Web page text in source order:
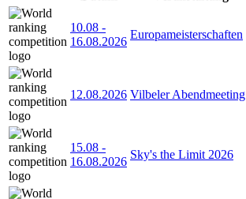
10.08 -
16.08.2026
Europameisterschaften
12.08.2026 Vilbeler Abendmeeting
15.08 -
16.08.2026
Sky's the Limit 2026